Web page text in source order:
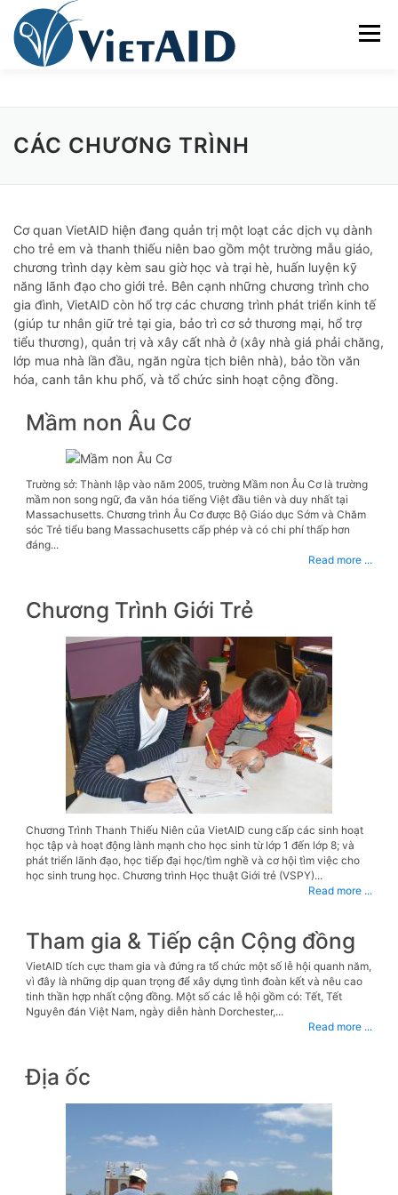
content
Menu
THAM GIA ENGLISH
CÁC CHƯƠNG TRÌNH
Cơ quan VietAID hiện đang quản trị một loạt các dịch vụ dành
cho trẻ em và thanh thiếu niên bao gồm một trường mẫu giáo,
chương trình dạy kèm sau giờ học và trại hè, huấn luyện kỹ
năng lãnh đạo cho giới trẻ. Bên cạnh những chương trình cho
gia đình, VietAID còn hổ trợ các chương trình phát triển kinh tế
(giúp tư nhân giữ trẻ tại gia, bảo trì cơ sở thương mại, hổ trợ
tiểu thương), quản trị và xây cất nhà ở (xây nhà giá phải chăng,
lớp mua nhà lần đầu, ngăn ngừa tịch biên nhà), bảo tồn văn
hóa, canh tân khu phố, và tổ chức sinh hoạt cộng đồng.
Mầm non Âu Cơ
Trường sở: Thành lập vào năm 2005, trường Mầm non Âu Cơ là trường
mầm non song ngữ, đa văn hóa tiếng Việt đầu tiên và duy nhất tại
Massachusetts. Chương trình Âu Cơ được Bộ Giáo dục Sớm và Chăm
sóc Trẻ tiểu bang Massachusetts cấp phép và có chi phí thấp hơn
đáng...
Read more ...
Chương Trình Giới Trẻ
Chương Trình Thanh Thiếu Niên của VietAID cung cấp các sinh hoạt
học tập và hoạt động lành mạnh cho học sinh từ lớp 1 đến lớp 8; và
phát triển lãnh đạo, học tiếp đại học/tìm nghề và cơ hội tìm việc cho
học sinh trung học. Chương trình Học thuật Giới trẻ (VSPY)...
Read more ...
Tham gia & Tiếp cận Cộng đồng
VietAID tích cực tham gia và đứng ra tổ chức một số lễ hội quanh năm,
vì đây là những dịp quan trọng để xây dựng tình đoàn kết và nêu cao
tinh thần hợp nhất cộng đồng. Một số các lễ hội gồm có: Tết, Tết
Nguyên đán Việt Nam, ngày diễn hành Dorchester,...
Read more ...
Địa ốc